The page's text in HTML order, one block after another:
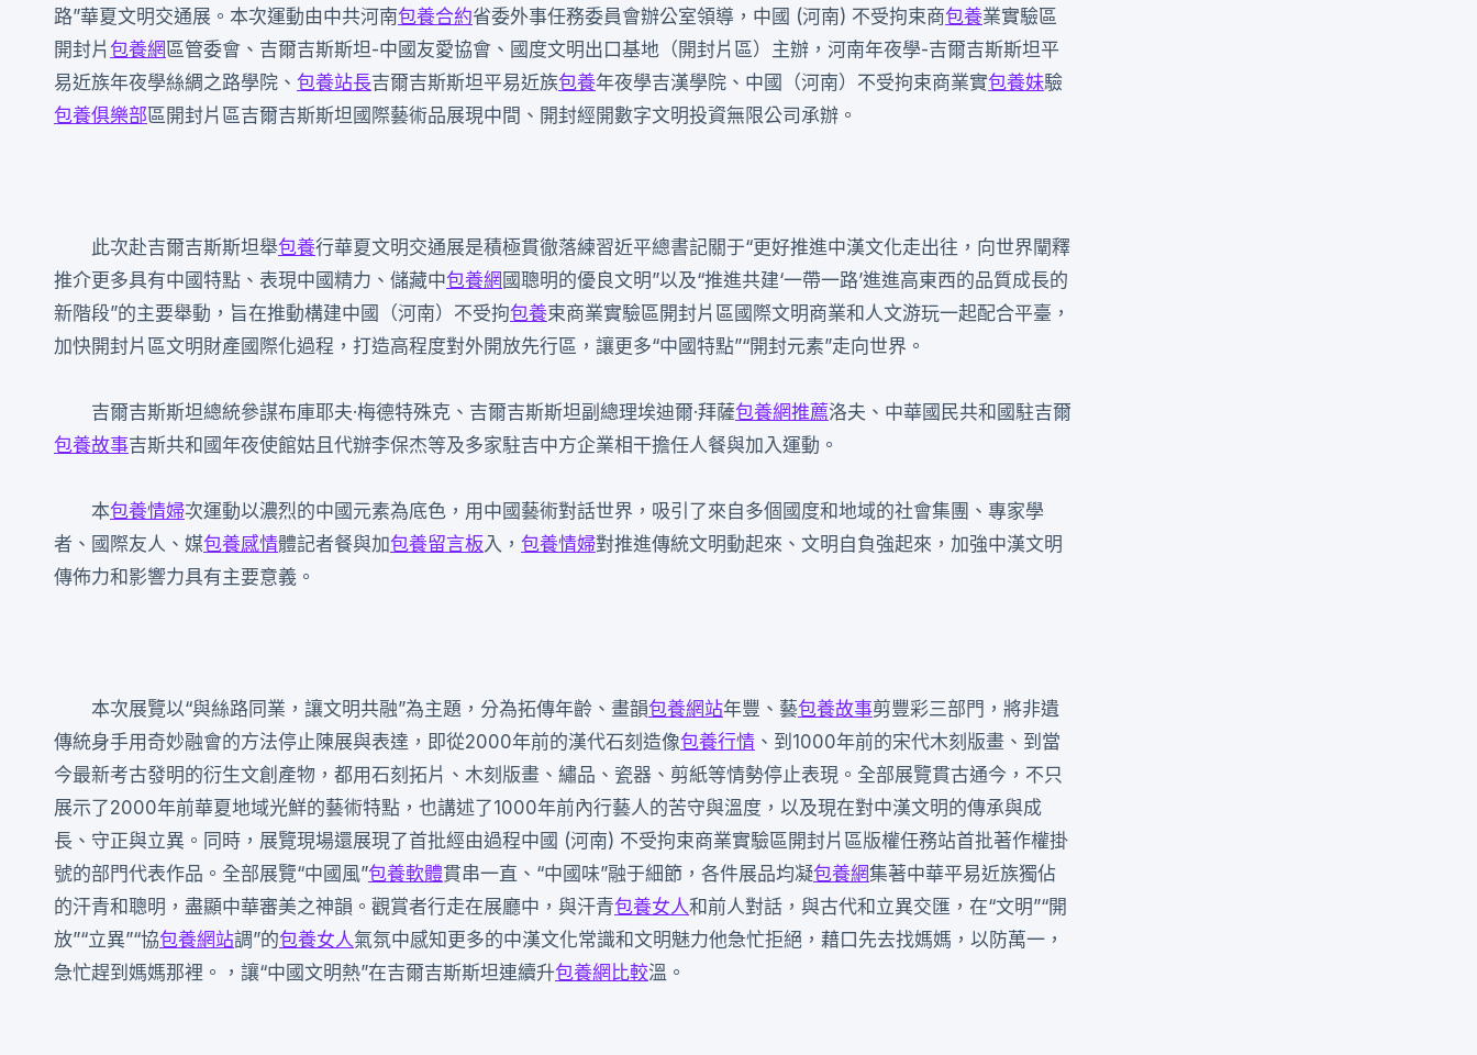
路”華夏文明交通展。本次運動由中共河南包養合約省委外事任務委員會辦公室領導，中國 (河南) 不受拘束商包養業實驗區
開封片 包養網區管委會、吉爾吉斯斯坦-中國友愛協會、國度文明出口基地（開封片區）主辦，河南年夜學-吉爾吉斯斯坦平
易近族年夜學絲綢之路學院、 包養站長吉爾吉斯斯坦平易近族包養年夜學吉漢學院、中國（河南）不受拘束商業實包養妹驗
包養俱樂部區開封片區吉爾吉斯斯坦國際藝術品展現中間、開封經開數字文明投資無限公司承辦。
此次赴吉爾吉斯斯坦舉包養行華夏文明交通展是積極貫徹落練習近平總書記關于“更好推進中漢文化走出往，向世界闡釋
推介更多具有中國特點、表現中國精力、儲藏中包養網 國聰明的優良文明”以及“推進共建‘一帶一路’進進高東西的品質成長的
新階段”的主要舉動，旨在推動構建中國（河南）不受拘包養束商業實驗區開封片區國際文明商業和人文游玩一起配合平臺，
加快開封片區文明財產國際化過程，打造高程度對外開放先行區，讓更多“中國特點”“開封元素”走向世界。
吉爾吉斯斯坦總統參謀布庫耶夫·梅德特殊克、吉爾吉斯斯坦副總理埃迪爾·拜薩包養網推薦洛夫、中華國民共和國駐吉爾
包養故事吉斯共和國年夜使館姑且代辦李保杰等及多家駐吉中方企業相干擔任人餐與加入運動。
本包養情婦次運動以濃烈的中國元素為底色，用中國藝術對話世界，吸引了來自多個國度和地域的社會集團、專家學
者、國際友人、媒包養感情體記者餐與加包養留言板 入， 包養情婦對推進傳統文明動起來、文明自負強起來，加強中漢文明
傳佈力和影響力具有主要意義。
本次展覽以“與絲路同業，讓文明共融”為主題，分為拓傳年齡、畫韻包養網站年豐、藝包養故事剪豐彩三部門，將非遺
傳統身手用奇妙融會的方法停止陳展與表達，即從2000年前的漢代石刻造像包養行情 、到1000年前的宋代木刻版畫、到當
今最新考古發明的衍生文創產物，都用石刻拓片、木刻版畫、繡品、瓷器、剪紙等情勢停止表現。全部展覽貫古通今，不只
展示了2000年前華夏地域光鮮的藝術特點，也講述了1000年前內行藝人的苦守與溫度，以及現在對中漢文明的傳承與成
長、守正與立異。同時，展覽現場還展現了首批經由過程中國 (河南) 不受拘束商業實驗區開封片區版權任務站首批著作權掛
號的部門代表作品。全部展覽“中國風”包養軟體貫串一直、“中國味”融于細節，各件展品均凝包養網集著中華平易近族獨佔
的汗青和聰明，盡顯中華審美之神韻。觀賞者行走在展廳中，與汗青包養女人和前人對話，與古代和立異交匯，在“文明”“開
放”“立異”“協包養網站調”的包養女人氣氛中感知更多的中漢文化常識和文明魅力他急忙拒絕，藉口先去找媽媽，以防萬一，
急忙趕到媽媽那裡。，讓“中國文明熱”在吉爾吉斯斯坦連續升包養網比較溫。